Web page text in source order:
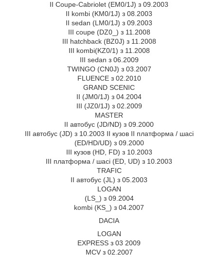
II Coupe-Cabriolet (EM0/1J) з 09.2003
II kombi (KM0/1J) з 08.2003
II sedan (LM0/1J) з 09.2003
III coupe (DZ0_) з 11.2008
III hatchback (BZ0J) з 11.2008
III kombi(KZ0/1) з 11.2008
III sedan з 06.2009
TWINGO (CN0J) з 03.2007
FLUENCE з 02.2010
GRAND SCENIC
II (JM0/1J) з 04.2004
III (JZ0/1J) з 02.2009
MASTER
II автобус (JD/ND) з 09.2000
III автобус (JD) з 10.2003 II кузов II платформа / шасі
(ED/HD/UD) з 09.2000
III кузов (HD, FD) з 10.2003
III платформа / шасі (ED, UD) з 10.2003
TRAFIC
II автобус (JL) з 05.2003
LOGAN
(LS_) з 09.2004
kombi (KS_) з 04.2007
DACIA
LOGAN
EXPRESS з 03 2009
MCV з 02.2007